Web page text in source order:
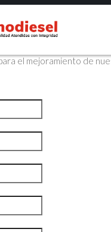
Vía Email
datos con sus
el mejoramiento de